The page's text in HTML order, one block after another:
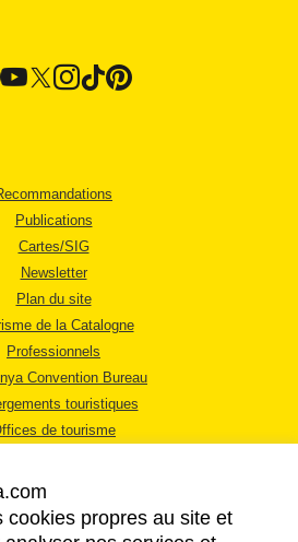
Publications
Cartes/SIG
Newsletter
Plan du site
de la Catalogne
Professionnels
Convention Bureau
touristiques
de tourisme
cookies propres au site et